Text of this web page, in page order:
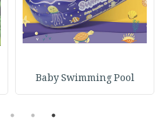
Baby Swimming Pool
1
2
3